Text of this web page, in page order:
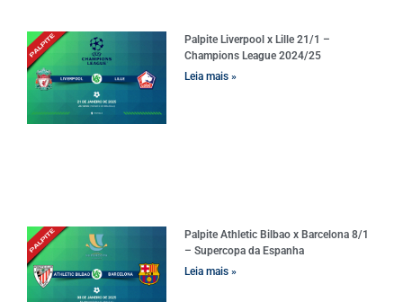
Palpite Liverpool x Lille 21/1 –
Champions League 2024/25
Leia mais »
Palpite Athletic Bilbao x Barcelona 8/1
– Supercopa da Espanha
Leia mais »